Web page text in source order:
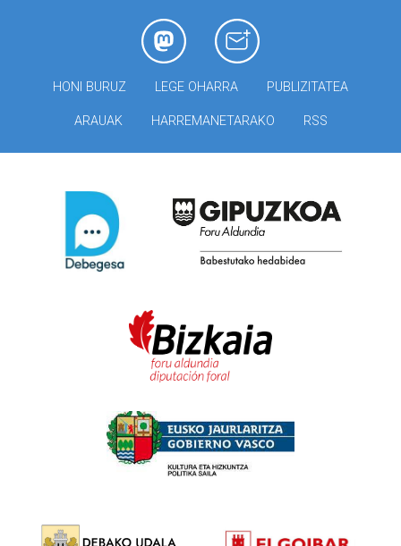
HONI BURUZ LEGE OHARRA PUBLIZITATEA
ARAUAK HARREMANETARAKO RSS